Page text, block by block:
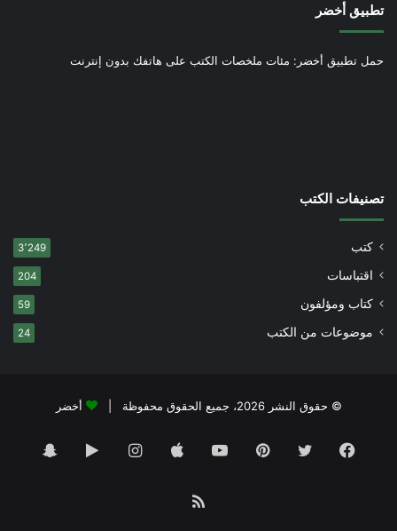
تطبيق أخضر
حمل تطبيق أخضر: مئات ملخصات الكتب على هاتفك بدون إنترنت
تصنيفات الكتب
كتب 3٬249
اقتباسات 204
كتاب ومؤلفون 59
موضوعات من الكتب 24
© حقوق النشر 2026، جميع الحقوق محفوظة | أخضر
فيسبوك تويتر بينتيريستيوتيوب انستقرام‏Google
ملخص